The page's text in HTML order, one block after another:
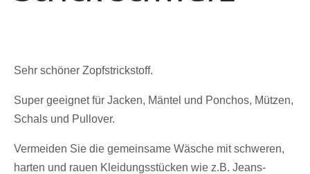
Sehr schöner Zopfstrickstoff.
Super geeignet für Jacken, Mäntel und Ponchos, Mützen,
Schals und Pullover.
Vermeiden Sie die gemeinsame Wäsche mit schweren,
harten und rauen Kleidungsstücken wie z.B. Jeans-